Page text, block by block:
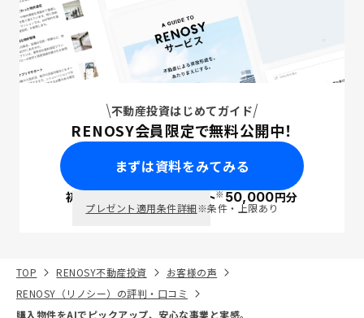
不動産投資はじめてガイド
RENOSY会員限定で無料公開中！
まずは資料をみてみる
初回面談で ポイント※50,000円分
プレゼント適用条件詳細※条件・上限あり
TOP RENOSY不動産投資
お客様の声
RENOSY（リノシー）の評判・口コミ
購入物件をAIでピックアップ、安心な事業と実感。